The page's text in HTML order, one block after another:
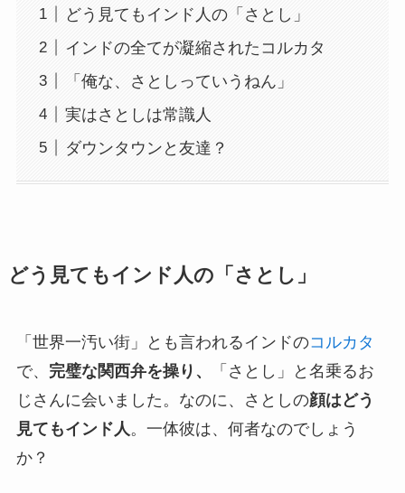
どう見てもインド人の「さとし」
インドの全てが凝縮されたコルカタ
「俺な、さとしっていうねん」
実はさとしは常識人
ダウンタウンと友達？
どう見てもインド人の「さとし」
「世界一汚い街」とも言われるインドのコルカタ
で、 完璧な関西弁を操り、
「さとし」と名乗るお
じさんに会いました。なのに、さとしの顔はどう
見てもインド人 。一体彼は、何者なのでしょう
か？